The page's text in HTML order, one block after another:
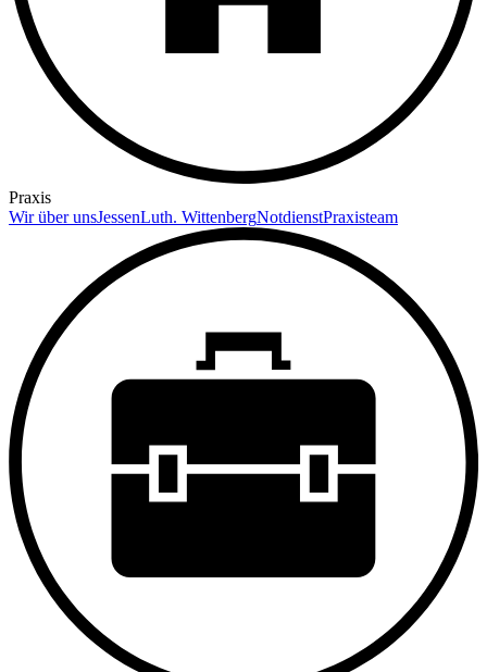
Praxis
Wir über unsJessenLuth. WittenbergNotdienstPraxisteam